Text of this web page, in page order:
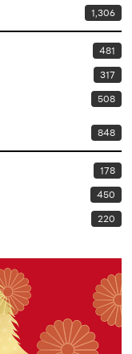
1,306
481
317
508
848
178
450
220